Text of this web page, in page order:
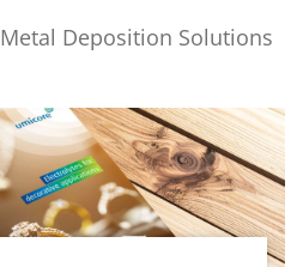
Metal Deposition Solutions